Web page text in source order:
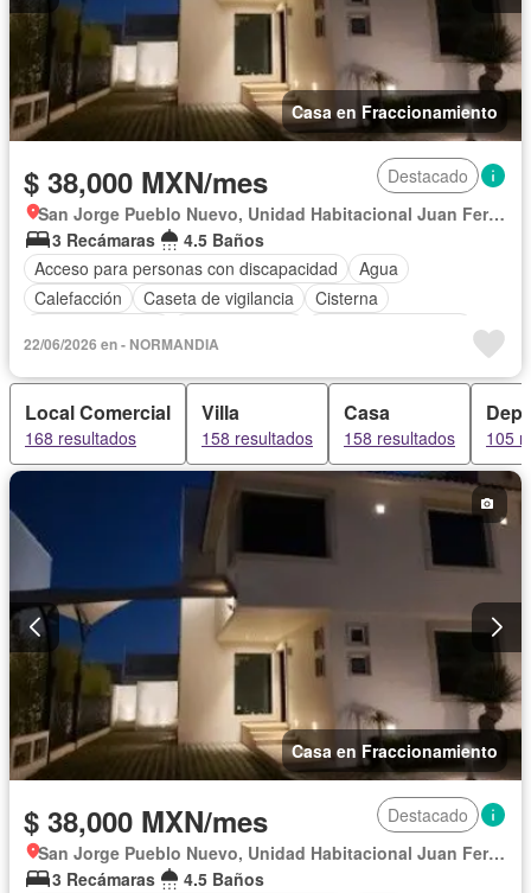
Casa en Fraccionamiento
$ 38,000 MXN/mes
Destacado
San Jorge Pueblo Nuevo, Unidad Habitacional Juan Fernández Albarrán
3 Recámaras
4.5 Baños
Acceso para personas con discapacidad
Agua
Calefacción
Caseta de vigilancia
Cisterna
Cuarto de servicio
Electricidad
Jacuzzi
Recámara con closet
Sala polivalente
Seguridad
Terraza Zonas verdes
Permite mascotas
Permite niños
22/06/2026 en - NORMANDIA
Local Comercial
168 resultados
Villa
158 resultados
Casa
158 resultados 105
Casa en Fraccionamiento
$ 38,000 MXN/mes
Destacado
San Jorge Pueblo Nuevo, Unidad Habitacional Juan Fernández Albarrán
3 Recámaras
4.5 Baños